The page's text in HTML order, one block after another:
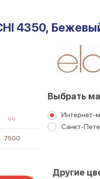
4350,
GG
75GG
Выбрать
Интернет-
Санкт-
Другие